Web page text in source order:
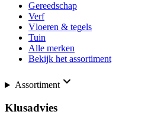
Gereedschap
Verf
Vloeren & tegels
Tuin
Alle merken
Bekijk het assortiment
Assortiment
Klusadvies